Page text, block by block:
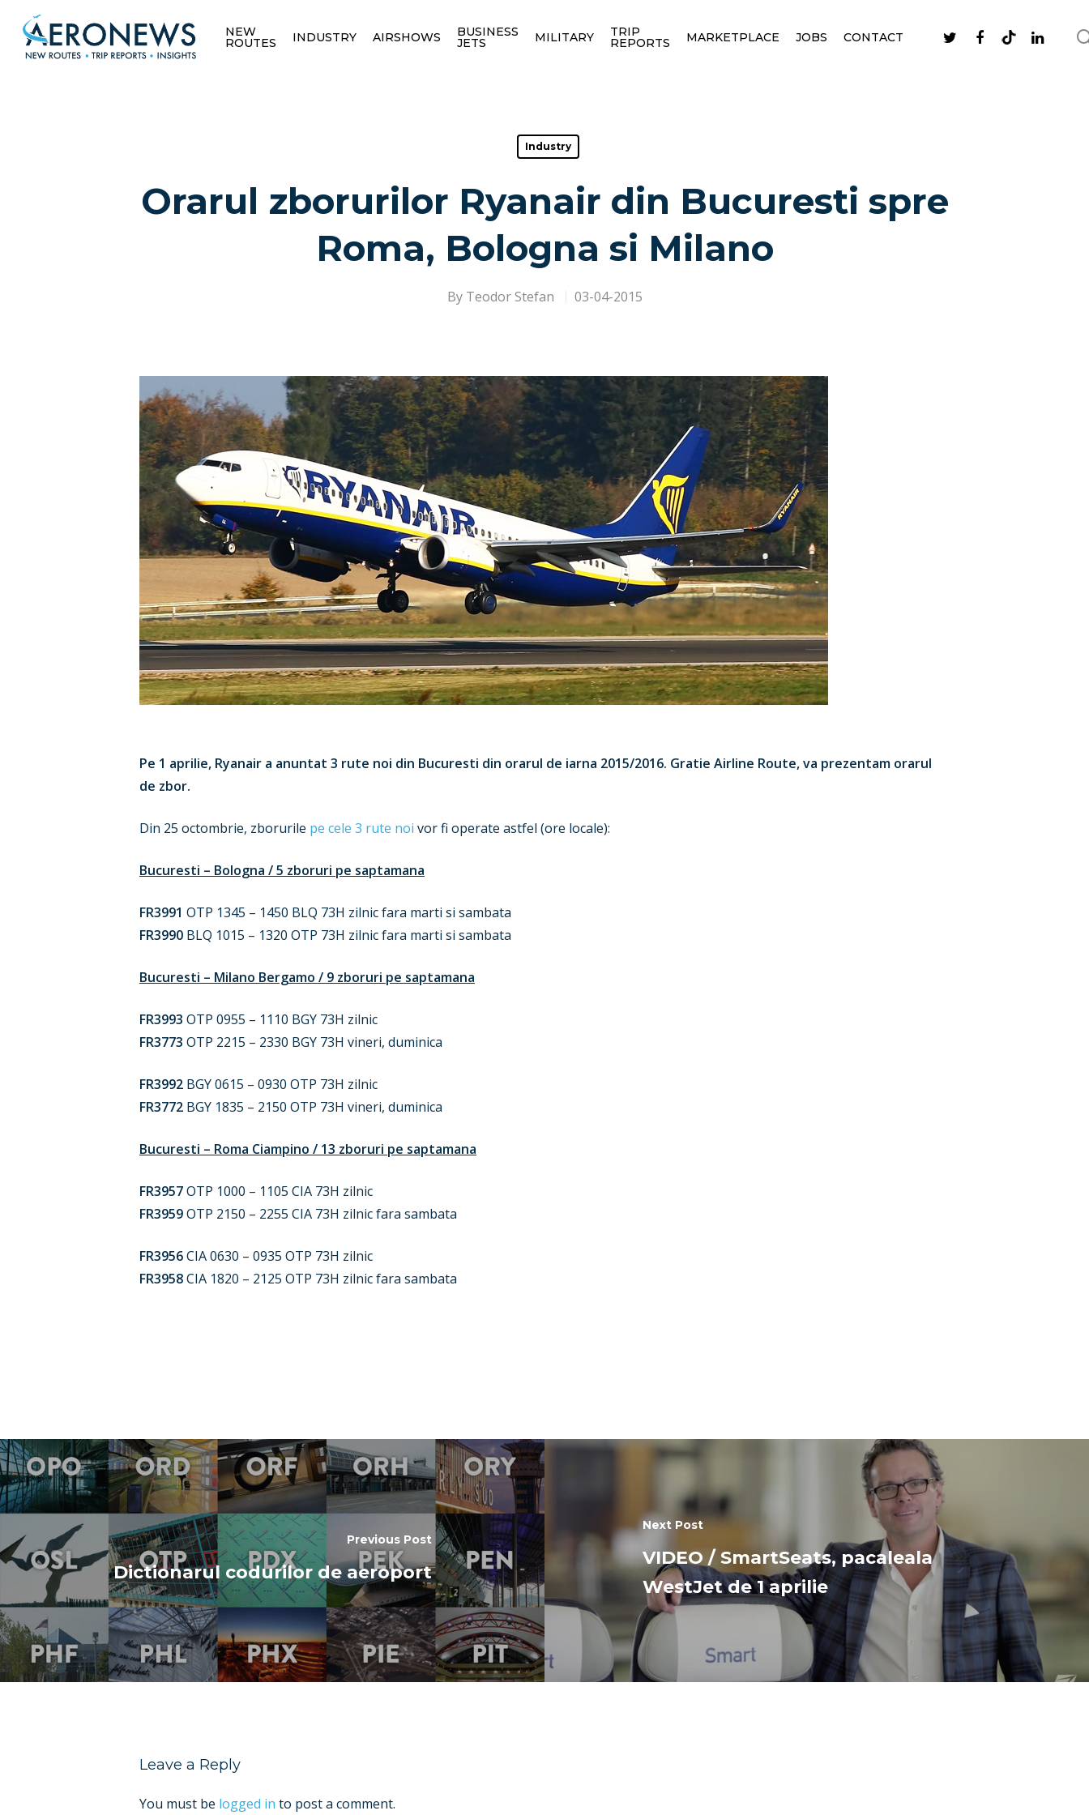
Hit enter to search or ESC to close
NEW
ROUTES INDUSTRY AIRSHOWS BUSINESS
JETS MILITARY TRIP
REPORTS MARKETPLACE JOBS CONTACT
Industry
Orarul zborurilor Ryanair din Bucuresti spre
Roma, Bologna si Milano
By Teodor Stefan 03-04-2015
Pe 1 aprilie, Ryanair a anuntat 3 rute noi din Bucuresti din orarul de iarna 2015/2016. Gratie Airline Route, va prezentam orarul
de zbor.
Din 25 octombrie, zborurile pe cele 3 rute noi vor fi operate astfel (ore locale):
Bucuresti – Bologna / 5 zboruri pe saptamana
FR3991 OTP 1345 – 1450 BLQ 73H zilnic fara marti si sambata
FR3990 BLQ 1015 – 1320 OTP 73H zilnic fara marti si sambata
Bucuresti – Milano Bergamo / 9 zboruri pe saptamana
FR3993 OTP 0955 – 1110 BGY 73H zilnic
FR3773 OTP 2215 – 2330 BGY 73H vineri, duminica
FR3992 BGY 0615 – 0930 OTP 73H zilnic
FR3772 BGY 1835 – 2150 OTP 73H vineri, duminica
Bucuresti – Roma Ciampino / 13 zboruri pe saptamana
FR3957OTP 1000 – 1105 CIA 73H zilnic
FR3959OTP 2150 – 2255 CIA 73H zilnic fara sambata
FR3956CIA 0630 – 0935 OTP 73H zilnic
FR3958CIA 1820 – 2125 OTP 73H zilnic fara sambata
Previous Post
Dictionarul codurilor de aeroport
Next Post
VIDEO / SmartSeats, pacaleala
WestJet de 1 aprilie
Leave a Reply
You must be logged in to post a comment.